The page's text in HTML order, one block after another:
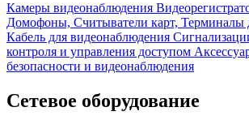
Камеры видеонаблюдения
Домофоны, Считыватели карт, Терминалы
Кабель для видеонаблюдения
контроля и управления доступом
безопасности и видеонаблюдения
Сетевое оборудование